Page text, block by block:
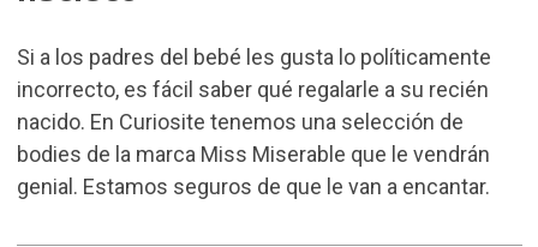
Si a los padres del bebé les gusta lo políticamente
incorrecto, es fácil saber qué regalarle a su recién
nacido. En Curiosite tenemos una selección de
bodies de la marca Miss Miserable que le vendrán
genial. Estamos seguros de que le van a encantar.